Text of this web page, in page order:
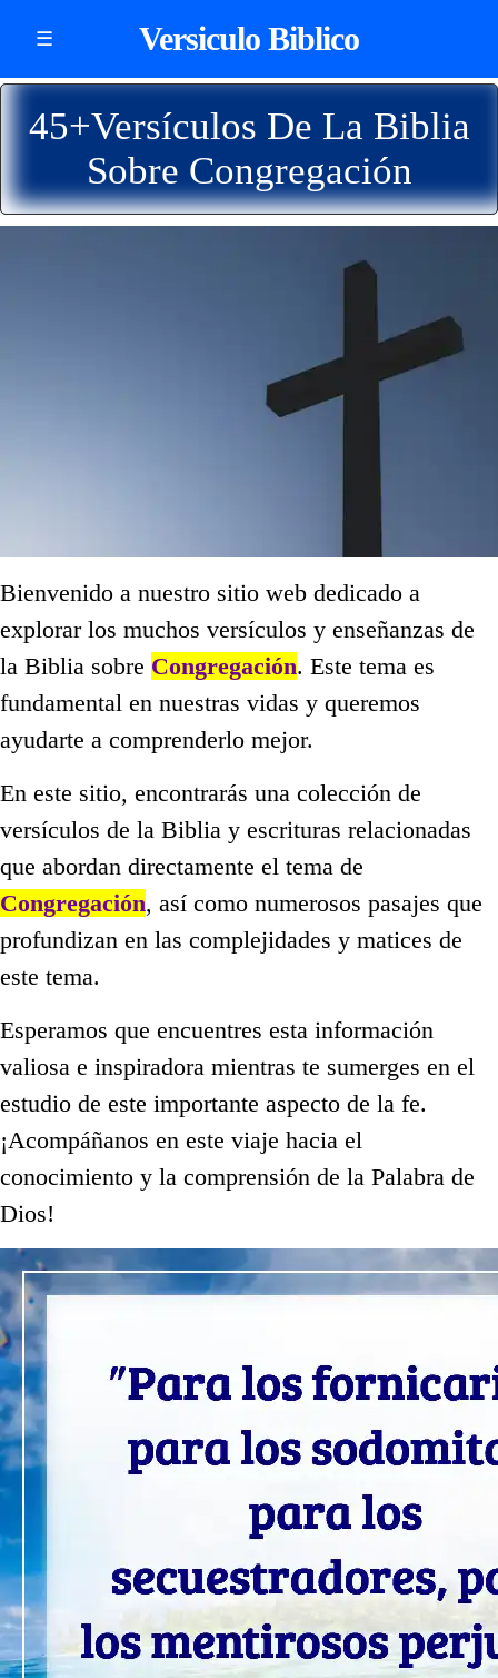
☰ Versiculo Biblico
45+Versículos De La Biblia
Sobre Congregación
Bienvenido a nuestro sitio web dedicado a
explorar los muchos versículos y enseñanzas de
la Biblia sobre Congregación. Este tema es
fundamental en nuestras vidas y queremos
ayudarte a comprenderlo mejor.
En este sitio, encontrarás una colección de
versículos de la Biblia y escrituras relacionadas
que abordan directamente el tema de
Congregación, así como numerosos pasajes que
profundizan en las complejidades y matices de
este tema.
Esperamos que encuentres esta información
valiosa e inspiradora mientras te sumerges en el
estudio de este importante aspecto de la fe.
¡Acompáñanos en este viaje hacia el
conocimiento y la comprensión de la Palabra de
Dios!